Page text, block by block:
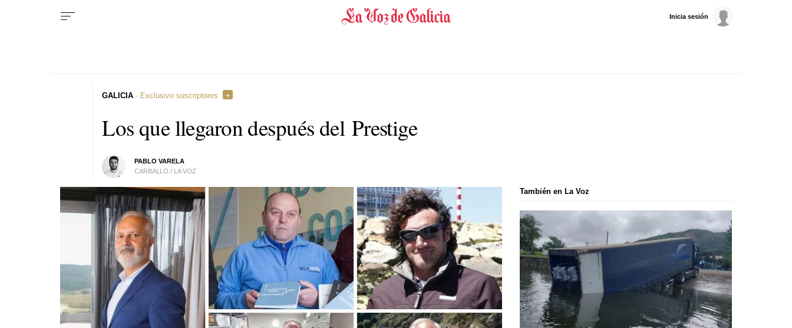
Inicia sesión
Los que llegaron después del Prestige
PABLO VARELA
CARBALLO / LA VOZ
GALICIA · Exclusivo suscriptores
También en La Voz